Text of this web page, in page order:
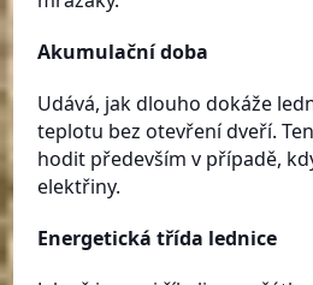
Akumulační doba
Udává, jak dlouho dokáže
teplotu bez otevření dveří.
hodit především v případě,
elektřiny.
Energetická třída lednice